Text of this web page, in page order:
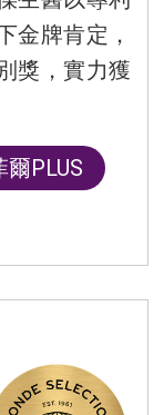
金牌肯定，
獎，實力獲
PLUS